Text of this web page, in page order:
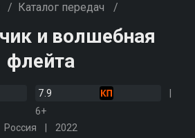
/ Каталог передач /
и волшебная
флейта
7.9
6+
Россия
2022